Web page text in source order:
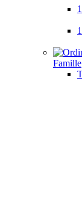
Famille